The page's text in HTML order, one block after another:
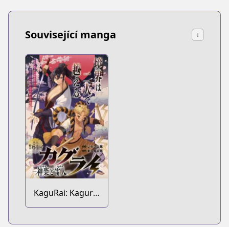
Související manga ↓
KaguRai: Kagura
to Raito